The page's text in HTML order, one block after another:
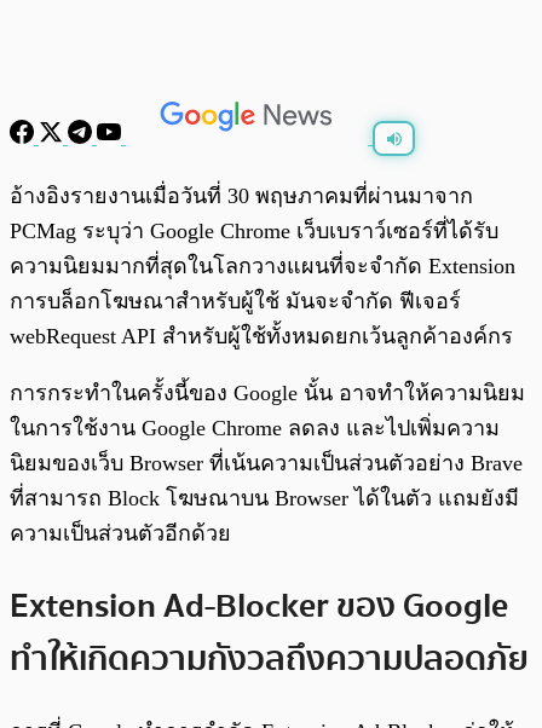
อ้างอิงรายงานเมื่อวันที่ 30 พฤษภาคมที่ผ่านมาจาก
PCMag ระบุว่า Google Chrome เว็บเบราว์เซอร์ที่ได้รับ
ความนิยมมากที่สุดในโลกวางแผนที่จะจำกัด Extension
การบล็อกโฆษณาสำหรับผู้ใช้ มันจะจำกัด ฟีเจอร์
webRequest API สำหรับผู้ใช้ทั้งหมดยกเว้นลูกค้าองค์กร
การกระทำในครั้งนี้ของ Google นั้น อาจทำให้ความนิยม
ในการใช้งาน Google Chrome ลดลง และไปเพิ่มความ
นิยมของเว็บ Browser ที่เน้นความเป็นส่วนตัวอย่าง Brave
ที่สามารถ Block โฆษณาบน Browser ได้ในตัว แถมยังมี
ความเป็นส่วนตัวอีกด้วย
Extension Ad-Blocker ของ Google
ทำให้เกิดความกังวลถึงความปลอดภัย